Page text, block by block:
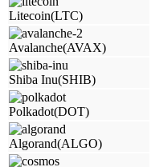
Litecoin(LTC)
Avalanche(AVAX)
Shiba Inu(SHIB)
Polkadot(DOT)
Algorand(ALGO)